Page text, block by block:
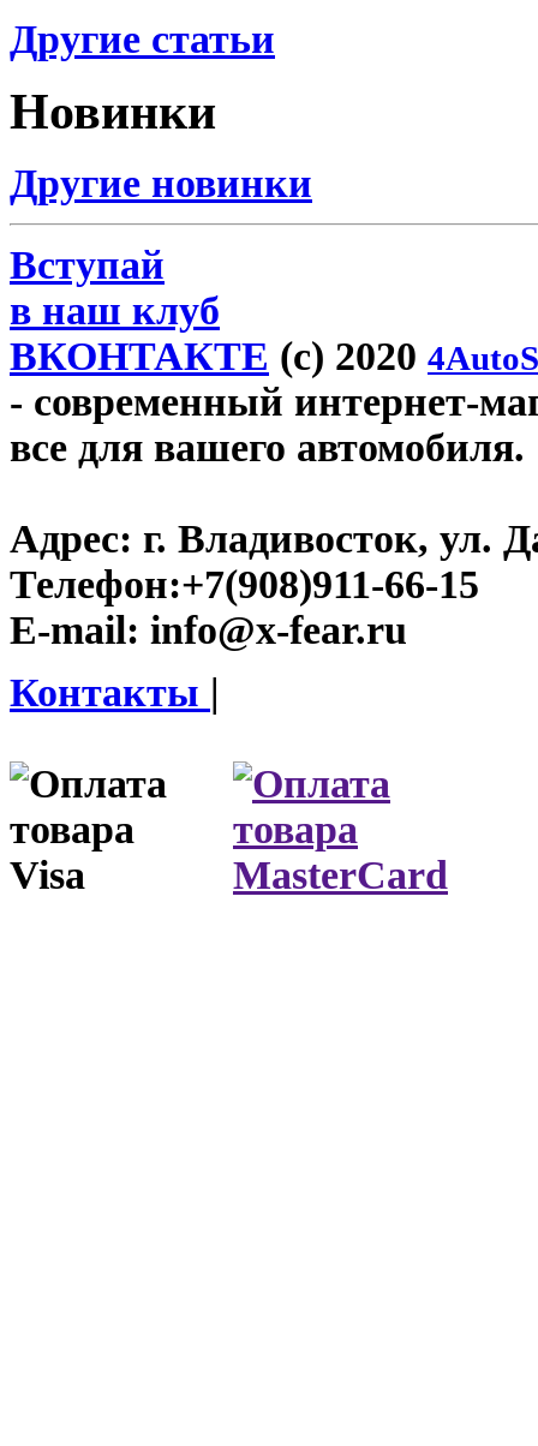
Другие статьи
Новинки
Другие новинки
Вступай
в наш клуб
ВКОНТАКТЕ (c) 2020
- современный интернет-
все для вашего автомобиля.
Адрес: г. Владивосток, ул.
Телефон:+7(908)911-66-15
E-mail: info@x-fear.ru
Контакты |